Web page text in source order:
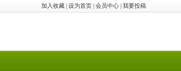
加入收藏 设为首页 会员中心 我要投稿